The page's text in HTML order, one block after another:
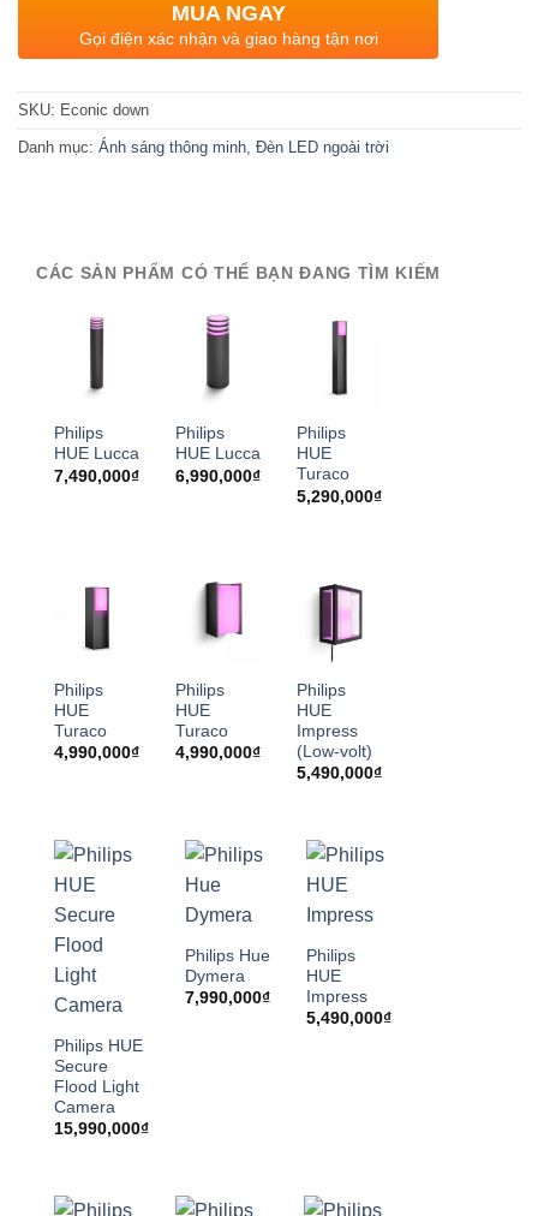
MUA NGAY
Gọi điện xác nhận và giao hàng tận nơi
SKU: Econic down
Danh mục: Ánh sáng thông minh, Đèn LED ngoài trời
CÁC SẢN PHẨM CÓ THỂ BẠN ĐANG TÌM KIẾM
Philips
HUE Lucca
7,490,000₫
Philips
HUE Lucca
6,990,000₫
Philips
HUE
Turaco
5,290,000₫
Philips
HUE
Turaco
4,990,000₫
Philips
HUE
Turaco
4,990,000₫
Philips
HUE
Impress
(Low-volt)
5,490,000₫
Philips HUE
Secure
Flood Light
Camera
15,990,000₫
Philips Hue
Dymera
7,990,000₫
Philips
HUE
Impress
5,490,000₫